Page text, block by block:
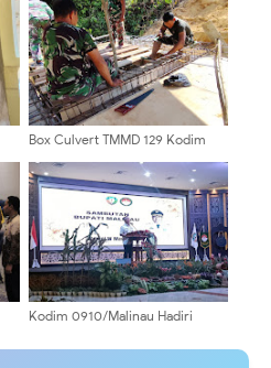
Ketahanan Pangan
Box Culvert TMMD 129 Kodim
Bentuknya
Kodim 0910/Malinau Hadiri
Wanita Persatuan Kabupaten